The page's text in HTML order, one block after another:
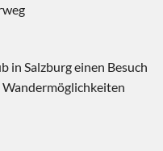
in Salzburg einen Besuch
Wandermöglichkeiten